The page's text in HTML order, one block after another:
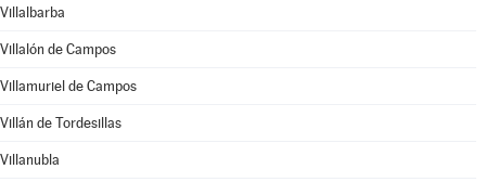
Villalbarba
Villalón de Campos
Villamuriel de Campos
Villán de Tordesillas
Villanubla